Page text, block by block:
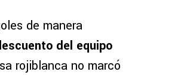
de manera
del equipo
rojiblanca no marcó